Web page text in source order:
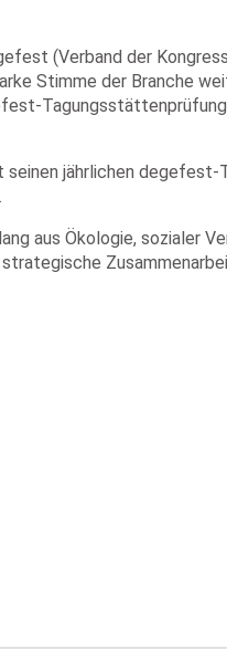
(Verband der
Stimme der Branche
jährlichen degefest-
aus Ökologie, sozialer
strategische